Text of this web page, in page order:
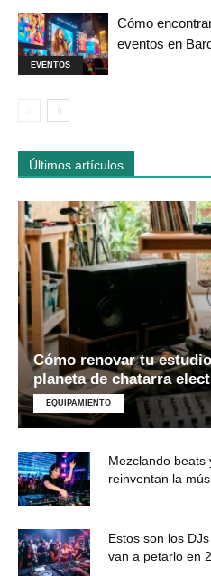
EVENTOS
Cómo
eventos en
Últimos artículos
Cómo renovar tu
planeta de chatarra
EQUIPAMIENTO
Mezclando beats
reinventan la
Estos son los
van a petarlo en